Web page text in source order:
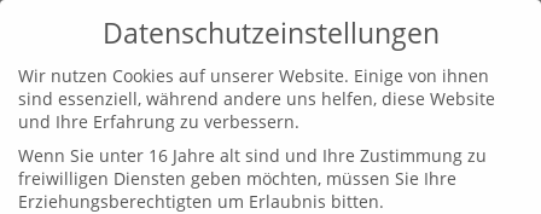
Akte Meinungsfreiheit:
Datenschutzeinstellungen
Wir nutzen Cookies auf unserer Website. Einige von ihnen
sind essenziell, während andere uns helfen, diese Website
und Ihre Erfahrung zu verbessern.
Wenn Sie unter 16 Jahre alt sind und Ihre Zustimmung zu
freiwilligen Diensten geben möchten, müssen Sie Ihre
Erziehungsberechtigten um Erlaubnis bitten.